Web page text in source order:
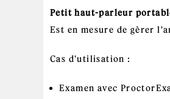
Petit haut-parleur
Est en mesure de gèrer
Cas d'utilisation :
Examen avec